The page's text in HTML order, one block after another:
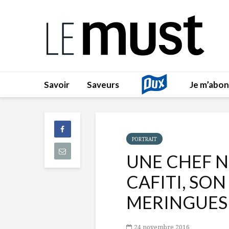
Savoir Saveurs Je
PORTRAIT
UNE CHEF
CAFITI,
MERINGUES
24 novembre 2016